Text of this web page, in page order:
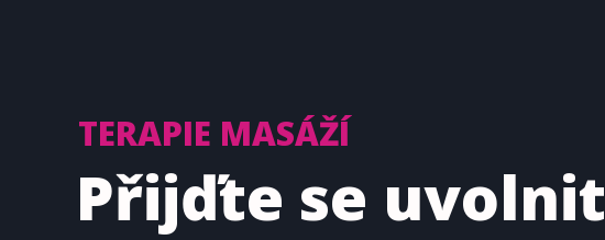
TERAPIE MASÁŽÍ
Přijďte se uvolnit